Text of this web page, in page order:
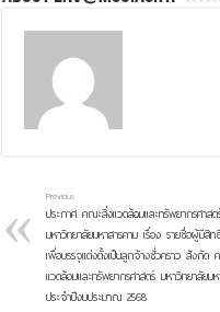
Previous
ประกาศ คณะสิ่งแวดล้อมและทรัพยากรศาสต
มหาวิทยาลัยมหาสารคาม เรื่อง รายชื่อผู้มีสิ
เพื่อบรรจุแต่งตั้งเป็นลูกจ้างชั่วคราว สังกัด
แวดล้อมและทรัพยากรศาสตร์ มหาวิทยาลัยม
ประจำปีงบประมาณ 2568